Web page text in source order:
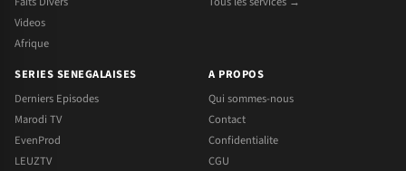
Videos
Afrique
SERIES SENEGALAISES
Derniers Episodes
Marodi TV
EvenProd
LEUZTV
A PROPOS
Qui sommes-nous
Contact
Confidentialite
CGU